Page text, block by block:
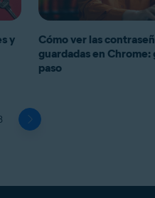
y
Cómo ver las
guardadas en Chrome:
paso